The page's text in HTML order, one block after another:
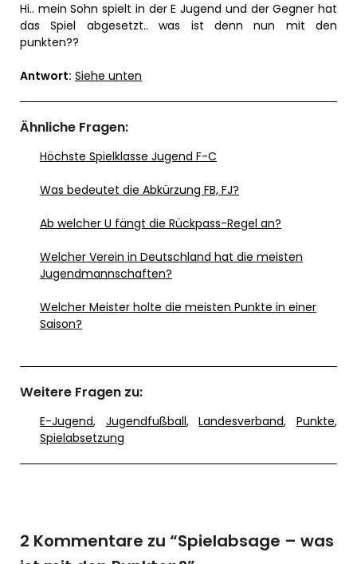
Hi.. mein Sohn spielt in der E Jugend und der Gegner hat
das Spiel abgesetzt.. was ist denn nun mit den
punkten??
Antwort: Siehe unten
Ähnliche Fragen:
Höchste Spielklasse Jugend F-C
Was bedeutet die Abkürzung FB, FJ?
Ab welcher U fängt die Rückpass-Regel an?
Welcher Verein in Deutschland hat die meisten
Jugendmannschaften?
Welcher Meister holte die meisten Punkte in einer
Saison?
Weitere Fragen zu:
E-Jugend, Jugendfußball,Landesverband,Punkte,
Spielabsetzung
2 Kommentare zu “Spielabsage – was